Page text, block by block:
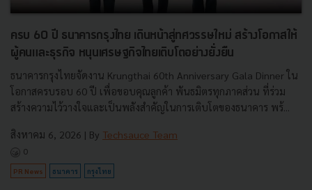
ครบ 60 ปี ธนาคารกรุงไทย เดินหน้าสู่ทศวรรษใหม่ สร้างโอกาสให้
ผู้คนและธุรกิจ หนุนเศรษฐกิจไทยเติบโตอย่างยั่งยืน
ธนาคารกรุงไทยจัดงาน Krungthai 60th Anniversary Gala Dinner ใน
โอกาสครบรอบ 60 ปี เพื่อขอบคุณลูกค้า พันธมิตรทุกภาคส่วน ที่ร่วม
สร้างความไว้วางใจและเป็นพลังสำคัญในการเติบโตของธนาคาร พร้...
สิงหาคม 6, 2026 | By Techsauce Team
0
PR News ธนาคาร กรุงไทย